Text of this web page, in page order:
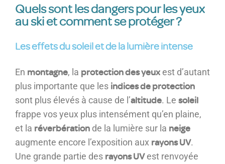
Quels sont les dangers pour les yeux
au ski et comment se protéger ?
Les effets du soleil et de la lumière intense
En montagne, la protection des yeux est d’autant
plus importante que les indices de protection
sont plus élevés à cause de l’altitude. Le soleil
frappe vos yeux plus intensément qu’en plaine,
et la réverbération de la lumière sur la neige
augmente encore l’exposition aux rayons UV.
Une grande partie des rayons UVest renvoyée